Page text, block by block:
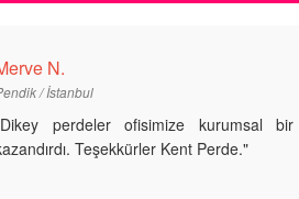
N.
/ İstanbul
perdeler ofisimize kurumsal
Teşekkürler Kent Perde."